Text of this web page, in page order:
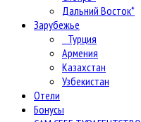
Дальний Восток*
Зарубежье
Турция
Армения
Казахстан
Узбекистан
Отели
Бонусы